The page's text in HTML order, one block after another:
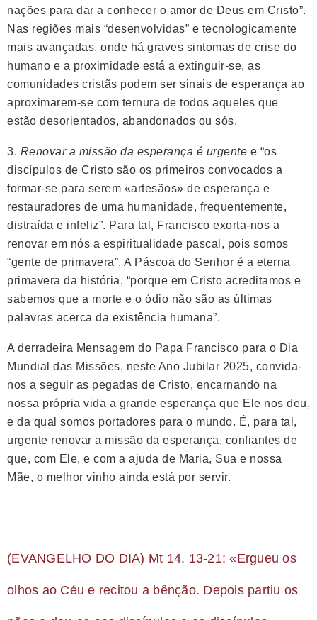
nações para dar a conhecer o amor de Deus em Cristo”.
Nas regiões mais “desenvolvidas” e tecnologicamente
mais avançadas, onde há graves sintomas de crise do
humano e a proximidade está a extinguir-se, as
comunidades cristãs podem ser sinais de esperança ao
aproximarem-se com ternura de todos aqueles que
estão desorientados, abandonados ou sós.
3. Renovar a missão da esperança é urgente e “os
discípulos de Cristo são os primeiros convocados a
formar-se para serem «artesãos» de esperança e
restauradores de uma humanidade, frequentemente,
distraída e infeliz”. Para tal, Francisco exorta-nos a
renovar em nós a espiritualidade pascal, pois somos
“gente de primavera”. A Páscoa do Senhor é a eterna
primavera da história, “porque em Cristo acreditamos e
sabemos que a morte e o ódio não são as últimas
palavras acerca da existência humana”.
A derradeira Mensagem do Papa Francisco para o Dia
Mundial das Missões, neste Ano Jubilar 2025, convida-
nos a seguir as pegadas de Cristo, encarnando na
nossa própria vida a grande esperança que Ele nos deu,
e da qual somos portadores para o mundo. É, para tal,
urgente renovar a missão da esperança, confiantes de
que, com Ele, e com a ajuda de Maria, Sua e nossa
Mãe, o melhor vinho ainda está por servir.
(EVANGELHO DO DIA) Mt 14, 13-21: «Ergueu os
olhos ao Céu e recitou a bênção. Depois partiu os